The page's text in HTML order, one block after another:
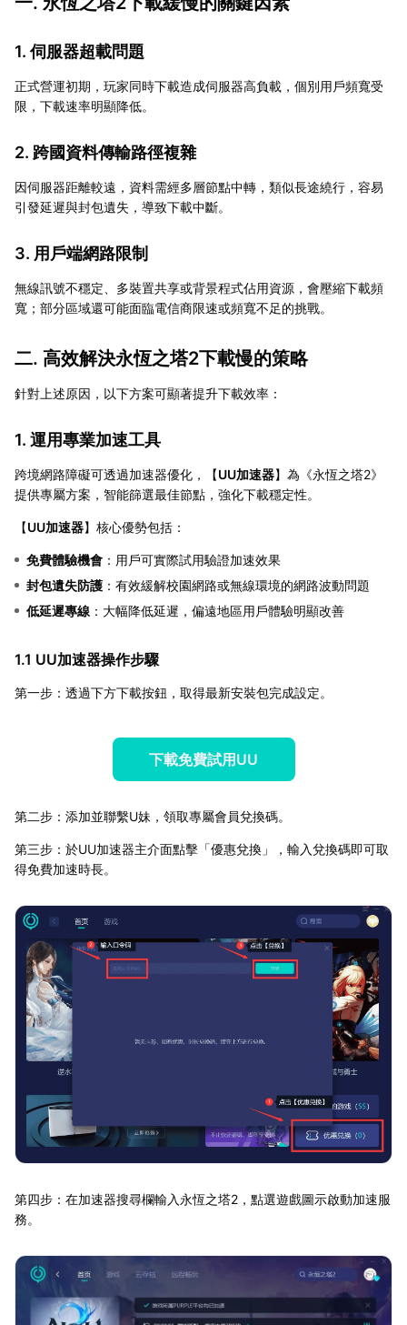
1. 伺服器超載問題
正式營運初期，玩家同時下載造成伺服器高負載，個別用戶頻寬受
限，下載速率明顯降低。
2. 跨國資料傳輸路徑複雜
因伺服器距離較遠，資料需經多層節點中轉，類似長途繞行，容易
引發延遲與封包遺失，導致下載中斷。
3. 用戶端網路限制
無線訊號不穩定、多裝置共享或背景程式佔用資源，會壓縮下載頻
寬；部分區域還可能面臨電信商限速或頻寬不足的挑戰。
二. 高效解決永恆之塔2下載慢的策略
針對上述原因，以下方案可顯著提升下載效率：
1. 運用專業加速工具
跨境網路障礙可透過加速器優化，【UU加速器】為《永恆之塔2》
提供專屬方案，智能篩選最佳節點，強化下載穩定性。
【UU加速器】核心優勢包括：
免費體驗機會 ：用戶可實際試用驗證加速效果
封包遺失防護 ：有效緩解校園網路或無線環境的網路波動問題
低延遲專線 ：大幅降低延遲，偏遠地區用戶體驗明顯改善
1.1 UU加速器操作步驟
第一步：透過下方下載按鈕，取得最新安裝包完成設定。
下載免費試用UU
第二步：添加並聯繫U妹，領取專屬會員兌換碼。
第三步：於UU加速器主介面點擊「優惠兌換」，輸入兌換碼即可取
得免費加速時長。
第四步：在加速器搜尋欄輸入永恆之塔2，點選遊戲圖示啟動加速服
務。